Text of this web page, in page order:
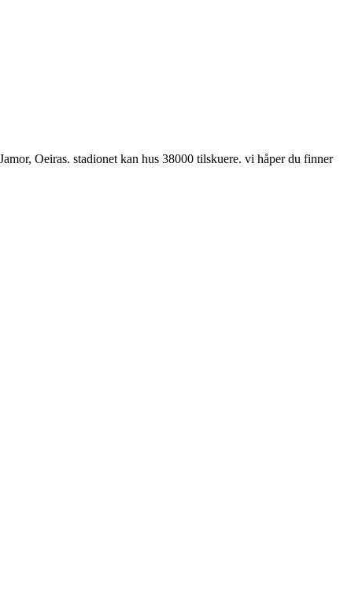
Oeiras. stadionet kan hus 38000 tilskuere. vi håper du finner